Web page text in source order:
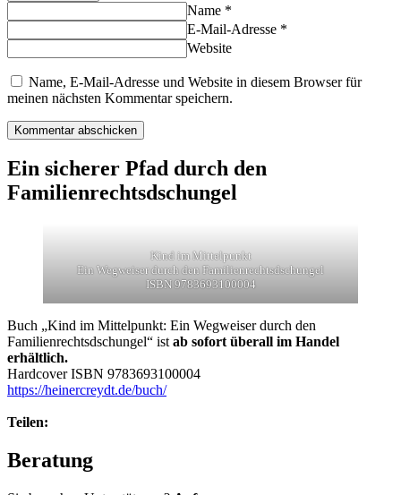
Name *
E-Mail-Adresse *
Website
Name, E-Mail-Adresse und Website in diesem Browser für
meinen nächsten Kommentar speichern.
Ein sicherer Pfad durch den
Familienrechtsdschungel
Kind im Mittelpunkt
Ein Wegweiser durch den Familienrechtsdschungel
ISBN 9783693100004
Buch „Kind im Mittelpunkt: Ein Wegweiser durch den
Familienrechtsdschungel“ ist ab sofort überall im Handel
erhältlich.
Hardcover ISBN 9783693100004
https://heinercreydt.de/buch/
Teilen:
Beratung